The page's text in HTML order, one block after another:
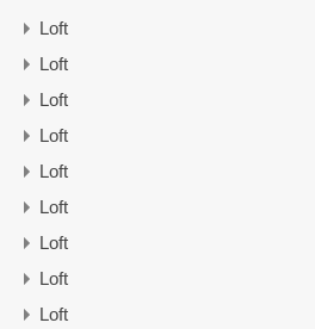
Loft
Loft
Loft
Loft
Loft
Loft
Loft
Loft
Loft